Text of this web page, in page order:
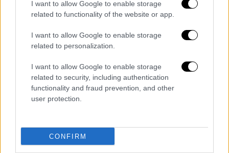
I want to allow Google to enable storage
related to functionality of the website or app.
I want to allow Google to enable storage
related to personalization.
I want to allow Google to enable storage
related to security, including authentication
functionality and fraud prevention, and other
user protection.
CONFIRM
αποτελέσματος και πότε θα έχουμε
καθαρή εικόνα για το νικητή – Τι ισχύει
για την κατανομή εδρών
Γιατί οι Αρχές της Αλβανίας
κατεδαφίζουν το σπίτι ομογενή
συνεργάτη του Μπελέρη στη Χειμάρρα
Τσαβούσογλου: Στις δεύτερες κάλπες ο
Ερντογάν θα αυξήσει το ποσοστό του, θα
Ανατριχιαστική καταγγελία στη
Θεσσαλονίκη: 54χρονος βίασε την